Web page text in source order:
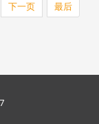
下一页 最后